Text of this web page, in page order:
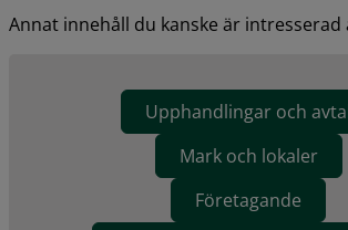
Annat innehåll du kanske är intresserad
Upphandlingar och
Mark och lokaler
Företagande